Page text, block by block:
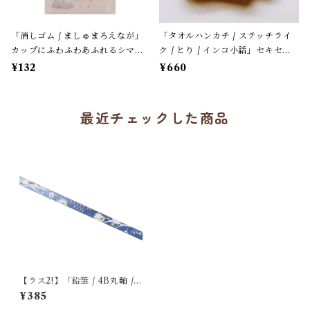
「消しゴム / ましゅまろえなが」
カップにふわふわあふれるシマエ
ナガ / カフェオレ色 / クーリア
¥132
「タオルハンカチ / ステッチライ
ク / とり / インコ小話」セキセイ
＆オカメ / 小鳥刺繍のハンドタオ
¥660
最近チェックした商品
【ラス2!】「鉛筆 / 4B丸軸 /
エナガノマド / 5本組」シマエ
ナガの鉛筆 / クーリア＊ネイ
¥385